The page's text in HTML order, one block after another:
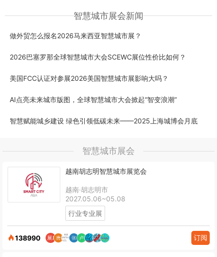
智慧城市展会新闻
做外贸怎么报名2026马来西亚智慧城市展？
2026巴塞罗那全球智慧城市大会SCEWC展位性价比如何？
美国FCC认证对参展2026美国智慧城市展影响大吗？
AI点亮未来城市版图，全球智慧城市大会掀起“智变浪潮”
智慧赋能城乡建设 绿色引领低碳未来——2025上海城博会月底
智慧城市展会
越南胡志明智慧城市展览会
越南·胡志明市
2027.05.06~05.08
行业专业展
138990 订阅